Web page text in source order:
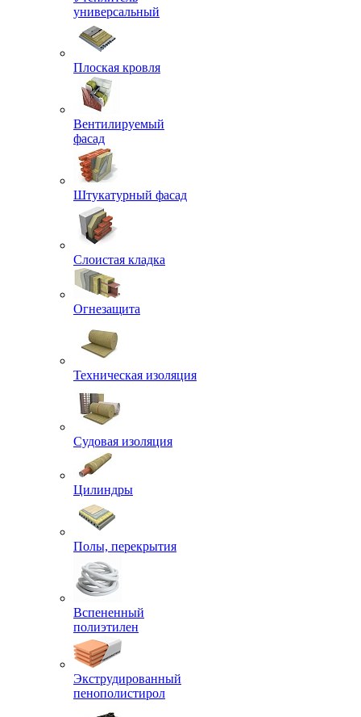
универсальный
Плоская кровля
Вентилируемый
фасад
Штукатурный фасад
Слоистая кладка
Огнезащита
Техническая изоляция
Судовая изоляция
Цилиндры
Полы, перекрытия
Вспененный
полиэтилен
Экструдированный
пенополистирол